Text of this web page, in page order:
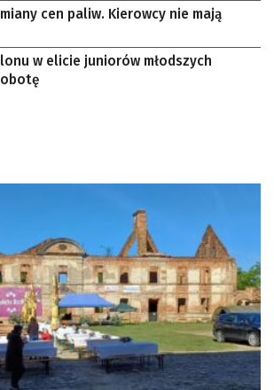
cen paliw. Kierowcy nie mają
w elicie juniorów młodszych